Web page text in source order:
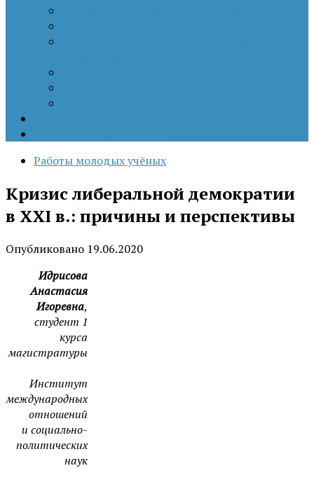
Работы молодых учёных
Кризис либеральной демократии
в XXI в.: причины и перспективы
Опубликовано 19.06.2020
Идрисова
Анастасия
Игоревна,
студент 1
курса
магистратуры
Институт
международных
отношений
и социально-
политических
наук